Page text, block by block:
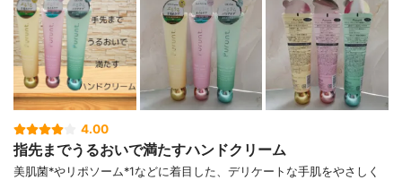
4.00
指先までうるおいで満たすハンドクリーム
美肌菌*やリポソーム*1などに着目した、デリケートな手肌をやさしく